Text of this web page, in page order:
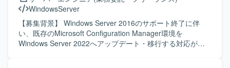
ル：Terraform、Cloud Build ・データモデリング：
Dataform ・データビジュアライゼーション：
Metabase/Redash ・その他：Docker、GitHub、Slack、
Github Copilot etc.
WindowsServer
【募集背景】 Windows Server 2016のサポート終了に伴
い、既存のMicrosoft Configuration Manager環境を
Windows Server 2022へアップデート・移行する対応が必